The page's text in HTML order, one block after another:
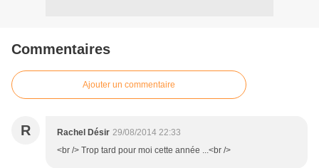
Commentaires
Ajouter un commentaire
R Rachel Désir 29/08/2014 22:33
<br /> Trop tard pour moi cette année ...<br />